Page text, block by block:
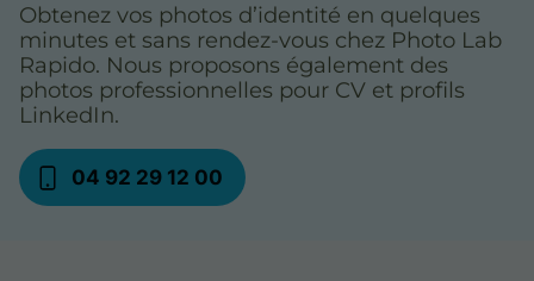
Obtenez vos photos d’identité en quelques
minutes et sans rendez-vous chez Photo Lab
Rapido. Nous proposons également des
photos professionnelles pour CV et profils
LinkedIn.
04 92 29 12 00